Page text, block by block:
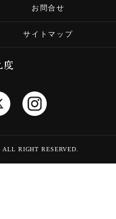
お問合せ
サイトマップ
ALL RIGHT RESERVED.